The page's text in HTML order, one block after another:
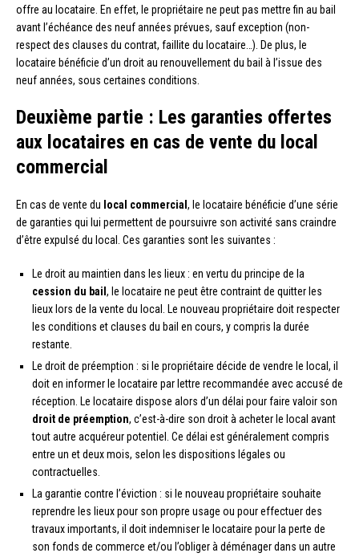
offre au locataire. En effet, le propriétaire ne peut pas mettre fin au bail
avant l’échéance des neuf années prévues, sauf exception (non-
respect des clauses du contrat, faillite du locataire…). De plus, le
locataire bénéficie d’un droit au renouvellement du bail à l’issue des
neuf années, sous certaines conditions.
Deuxième partie : Les garanties offertes
aux locataires en cas de vente du local
commercial
En cas de vente du local commercial , le locataire bénéficie d’une série
de garanties qui lui permettent de poursuivre son activité sans craindre
d’être expulsé du local. Ces garanties sont les suivantes :
Le droit au maintien dans les lieux : en vertu du principe de la
cession du bail , le locataire ne peut être contraint de quitter les
lieux lors de la vente du local. Le nouveau propriétaire doit respecter
les conditions et clauses du bail en cours, y compris la durée
restante.
Le droit de préemption : si le propriétaire décide de vendre le local, il
doit en informer le locataire par lettre recommandée avec accusé de
réception. Le locataire dispose alors d’un délai pour faire valoir son
droit de préemption, c’est-à-dire son droit à acheter le local avant
tout autre acquéreur potentiel. Ce délai est généralement compris
entre un et deux mois, selon les dispositions légales ou
contractuelles.
La garantie contre l’éviction : si le nouveau propriétaire souhaite
reprendre les lieux pour son propre usage ou pour effectuer des
travaux importants, il doit indemniser le locataire pour la perte de
son fonds de commerce et/ou l’obliger à déménager dans un autre